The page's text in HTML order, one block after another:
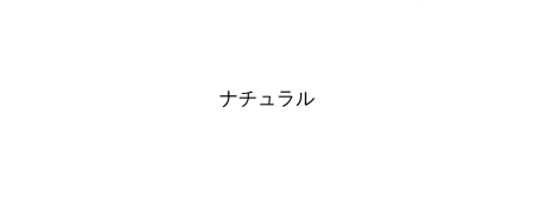
ナチュラル